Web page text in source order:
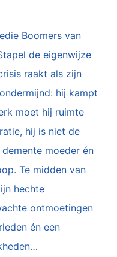
Boomers van
de eigenwijze
raakt als zijn
hij kampt
moet hij ruimte
hij is niet de
moeder én
Te midden van
hechte
ontmoetingen
én een